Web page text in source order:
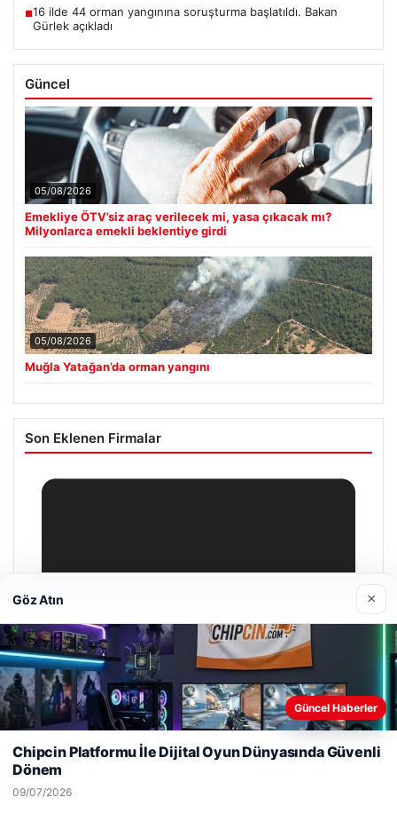
■16 ilde 44 orman yangınına soruşturma başlatıldı. Bakan
Gürlek açıkladı
Güncel
05/08/2026
Emekliye ÖTV’siz araç verilecek mi, yasa çıkacak mı?
Milyonlarca emekli beklentiye girdi
05/08/2026
Muğla Yatağan’da orman yangını
Son Eklenen Firmalar
Web sitemizi nasıl kullandığınızı daha iyi anlayabilmek,
kullanıyoruz.Çerez Politikamız
Göz Atın ×
Güncel Haberler
Chipcin Platformu İle Dijital Oyun Dünyasında Güvenli
Dönem
09/07/2026